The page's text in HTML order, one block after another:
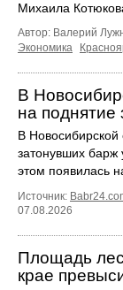
Михаила
Автор: Валерий
Экономика
В
на
В Новосибирской
затонувших
этом появилась
Источник:
07.08.2026
Площадь
крае